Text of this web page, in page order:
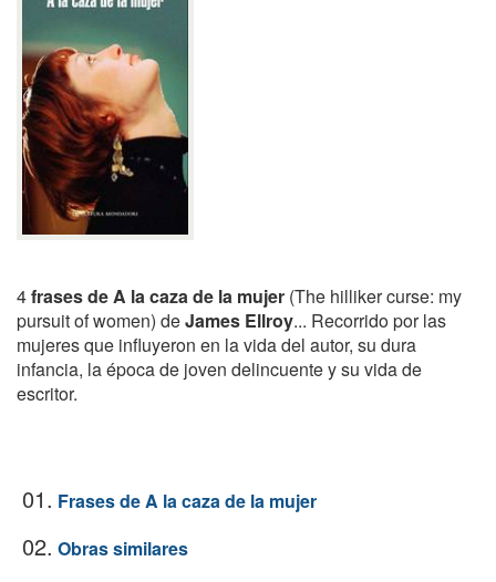
4frases de A la caza de la mujer (The hilliker curse: my
pursuit of women) deJames Ellroy... Recorrido por las
mujeres que influyeron en la vida del autor, su dura
infancia, la época de joven delincuente y su vida de
escritor.
01. Frases de A la caza de la mujer
02. Obras similares